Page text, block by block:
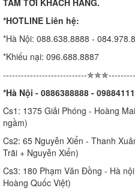
TÂM TỚI KHÁCH HÀNG.
*HOTLINE Liên hệ:
*Hà Nội: 088.638.8888 -
*Khiếu nại: 096.688.8887
----------------------------
*Hà Nội - 0886388888 -
Cs1: 1375 Giải Phóng - Hoàng
ngầm)
Cs2: 65 Nguyễn Xiển - Thanh
Trãi + Nguyễn Xiển)
Cs3: 180 Phạm Văn Đồng - Hà
Hoàng Quốc Việt)